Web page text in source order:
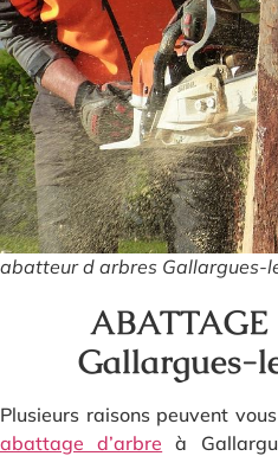
abatteur d arbres Gallargues-
ABATTAGE
Gallargues-
Plusieurs raisons peuvent
abattage d’arbre à